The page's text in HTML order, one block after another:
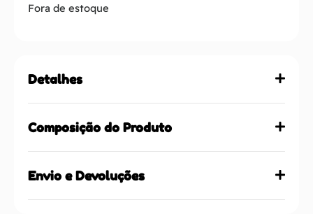
Fora de estoque
Detalhes
Composição do Produto
Envio e Devoluções